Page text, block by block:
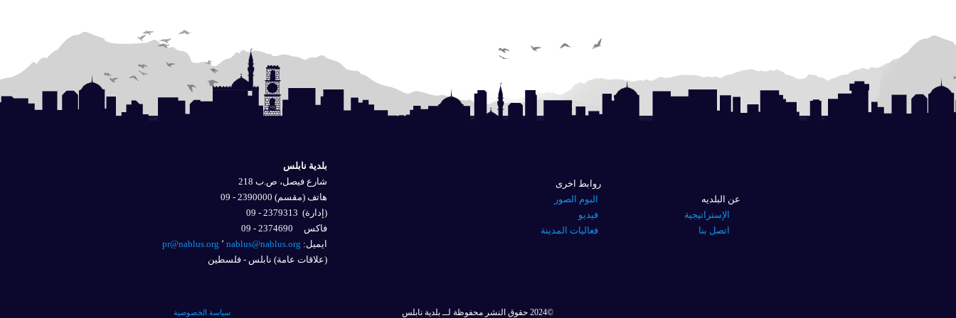
بلدية نابلس
شارع فيصل، ص.ب 218
هاتف (مقسم) 2390000 - 09
(إدارة)2379313 - 09
فاكس 2374690 - 09
ايميل: nablus@nablus.org٬
pr@nablus.org
(علاقات عامة) نابلس - فلسطين
عن البلديه
الإستراتيجية
اتصل بنا
روابط اخرى
البوم الصور
فيديو
فعاليات المدينة
سياسة الخصوصية ©2024 حقوق النشر محفوظة لــ بلدية نابلس